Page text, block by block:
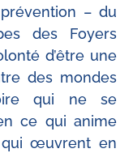
– du
des Foyers
d’être une
des mondes
qui ne se
ce qui anime
œuvrent en